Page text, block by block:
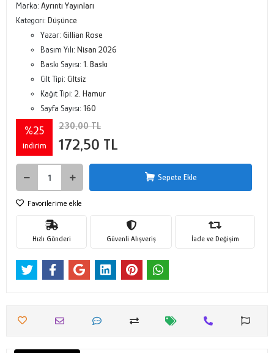
Marka: Ayrıntı Yayınları
Kategori: Düşünce
Yazar: Gillian Rose
Basım Yılı: Nisan 2026
Baskı Sayısı: 1. Baskı
Cilt Tipi: Ciltsiz
Kağıt Tipi: 2. Hamur
Sayfa Sayısı: 160
%25
indirim
230,00 TL
172,50 TL
Sepete Ekle
Favorilerime ekle
Hızlı Gönderi Güvenli Alışveriş İade ve Değişim